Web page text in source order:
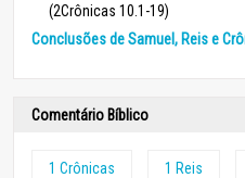
(2Crônicas 10.1-19)
Conclusões de Samuel, Reis e
Comentário Bíblico
1 Crônicas 1 Reis